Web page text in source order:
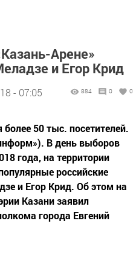
Арене»
и Егор Крид
- 07:05 884 0 0
50 тыс. посетителей.
В день выборов
года, на территории
российские
и Егор Крид. Об этом на
Казани заявил
города Евгений